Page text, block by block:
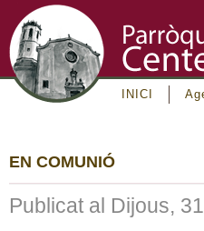
INICI
EN COMUNIÓ
Publicat al Dijous,